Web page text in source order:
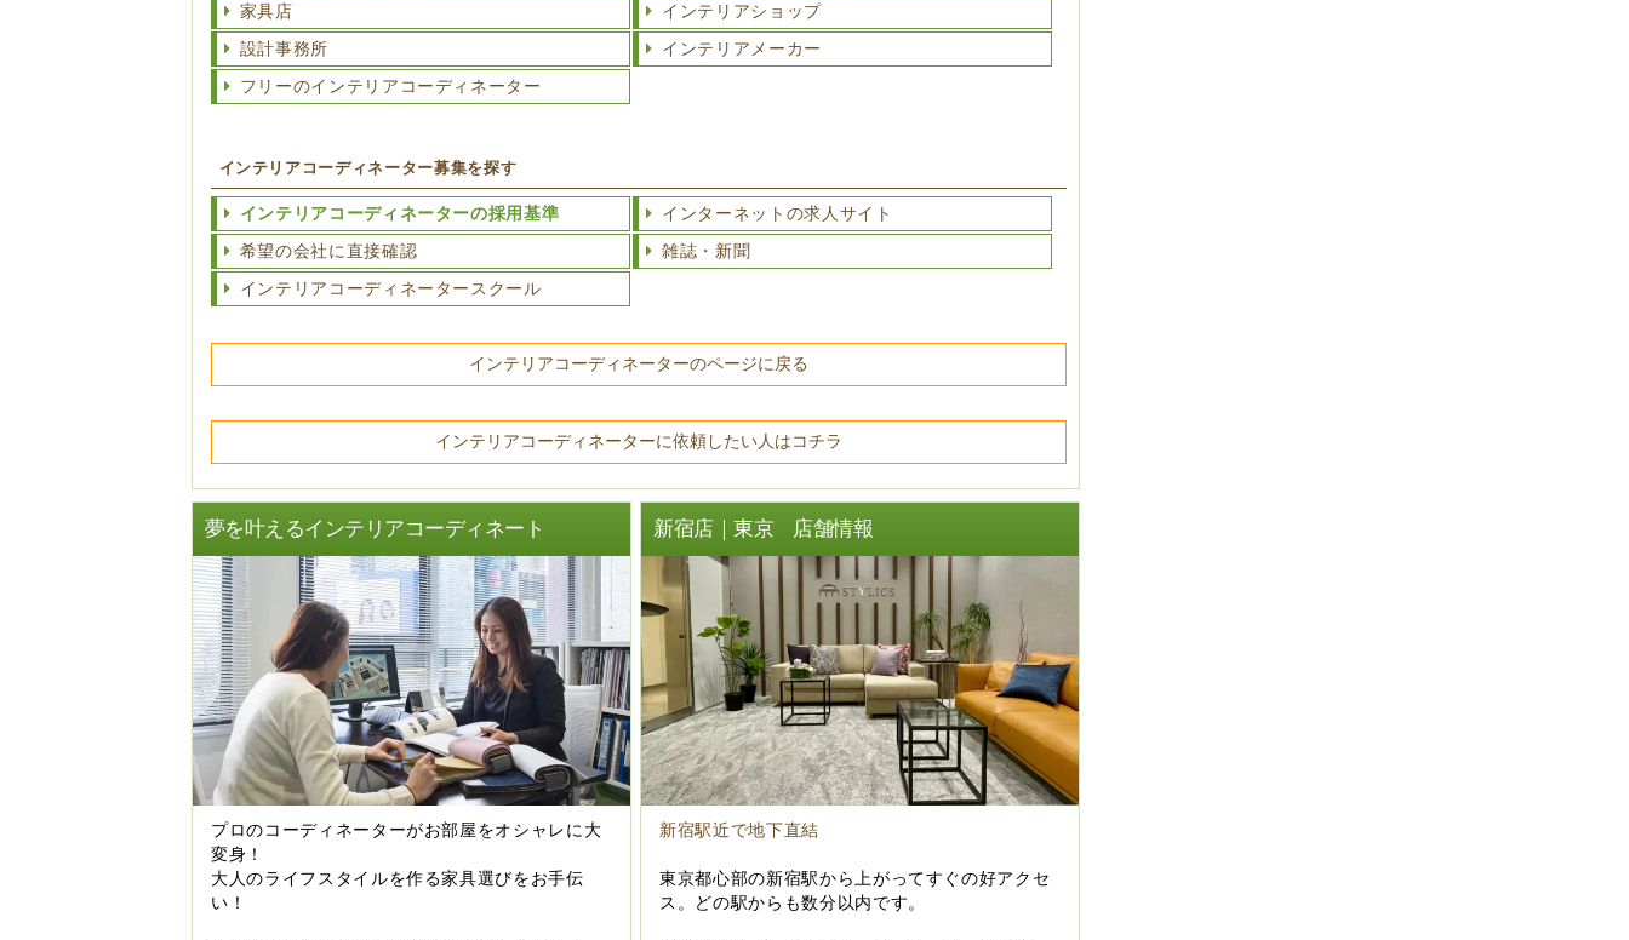
家具店 インテリアショップ
設計事務所 インテリアメーカー
フリーのインテリアコーディネーター
インテリアコーディネーター募集を探す
インテリアコーディネーターの採用基準 インターネットの求人サイト
希望の会社に直接確認 雑誌・新聞
インテリアコーディネータースクール
インテリアコーディネーターのページに戻る
インテリアコーディネーターに依頼したい人はコチラ
夢を叶えるインテリアコーディネート
プロのコーディネーターがお部屋をオシャレに大
変身！
大人のライフスタイルを作る家具選びをお手伝
い！
新宿店｜東京 店舗情報
新宿駅近で地下直結
東京都心部の新宿駅から上がってすぐの好アクセ
ス。どの駅からも数分以内です。